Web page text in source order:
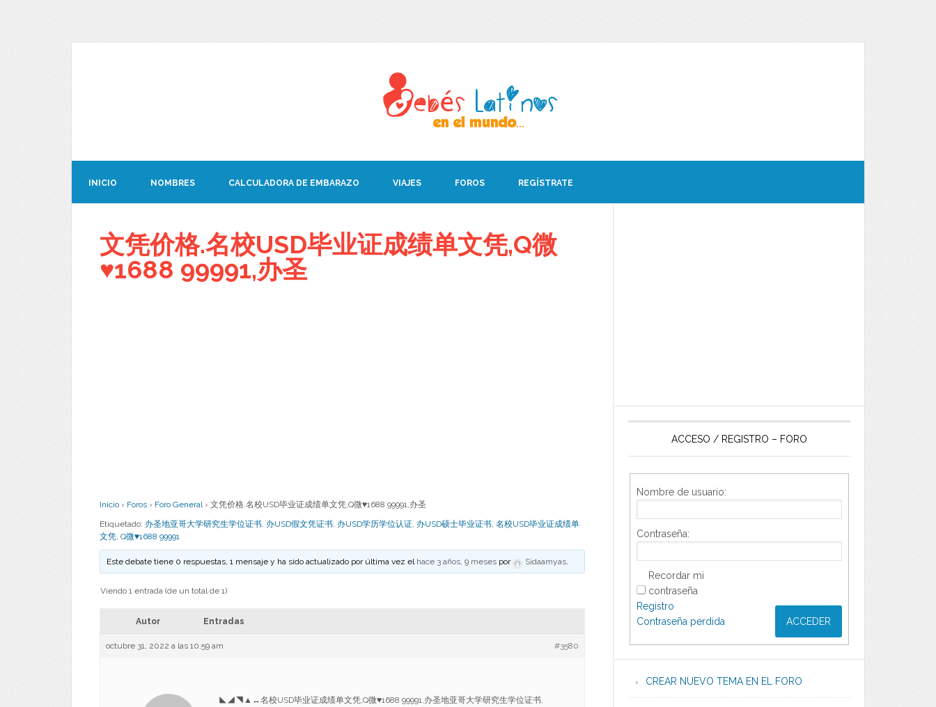
INICIO NOMBRES CALCULADORA DE EMBARAZO VIAJES FOROS REGÍSTRATE
文凭价格.名校USD毕业证成绩单文凭,Q微
♥1688 99991,办圣
Inicio › Foros › Foro General › 文凭价格.名校USD毕业证成绩单文凭,Q微♥1688 99991,办圣
Etiquetado: 办圣地亚哥大学研究生学位证书, 办USD假文凭证书, 办USD学历学位认证, 办USD硕士毕业证书, 名校USD毕业证成绩单
文凭, Q微♥1688 99991
Este debate tiene 0 respuestas, 1 mensaje y ha sido actualizado por última vez el hace 3 años, 9 meses por Sidaamyas.
Viendo 1 entrada (de un total de 1)
Autor Entradas
octubre 31, 2022 a las 10:59 am #3580
◣◢◥▲↔名校USD毕业证成绩单文凭,Q微♥1688 99991,办圣地亚哥大学研究生学位证书,
ACCESO / REGISTRO – FORO
Nombre de usuario:
Contraseña:
Recordar mi
contraseña
ACCEDER
Registro
Contraseña perdida
CREAR NUEVO TEMA EN EL FORO